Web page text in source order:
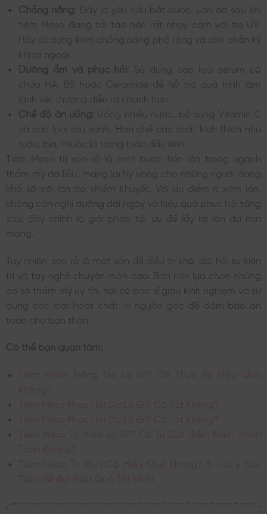
Chống nắng: Đây là yêu cầu bắt buộc. Làn da sau khi
tiêm Meso đang tái tạo nên rất nhạy cảm với tia UV.
Hãy sử dụng kem chống nắng phổ rộng và che chắn kỹ
khi ra ngoài.
Dưỡng ẩm và phục hồi:
Sử dụng các loại serum có
chứa HA, B5 hoặc Ceramide để hỗ trợ quá trình làm
lành vết thương diễn ra nhanh hơn.
Chế độ ăn uống:
Uống nhiều nước, bổ sung Vitamin C
và các loại rau xanh. Hạn chế các chất kích thích như
rượu, bia, thuốc lá trong tuần đầu tiên.
Tiêm Meso trị sẹo rỗ là một bước tiến lớn trong ngành
thẩm mỹ da liễu, mang lại hy vọng cho những người đang
khổ sở với làn da khiếm khuyết. Với ưu điểm ít xâm lấn,
không cần nghỉ dưỡng dài ngày và hiệu quả phục hồi tầng
sâu, đây chính là giải pháp tối ưu để lấy lại làn da mịn
màng.
Tuy nhiên, sẹo rỗ là một vấn đề điều trị khó, đòi hỏi sự kiên
trì và tay nghề chuyên môn cao. Bạn nên lựa chọn những
cơ sở thẩm mỹ uy tín, nơi có bác sĩ giàu kinh nghiệm và sử
dụng các loại hoạt chất rõ nguồn gốc để đảm bảo an
toàn cho bản thân.
Có thể bạn quan tâm: